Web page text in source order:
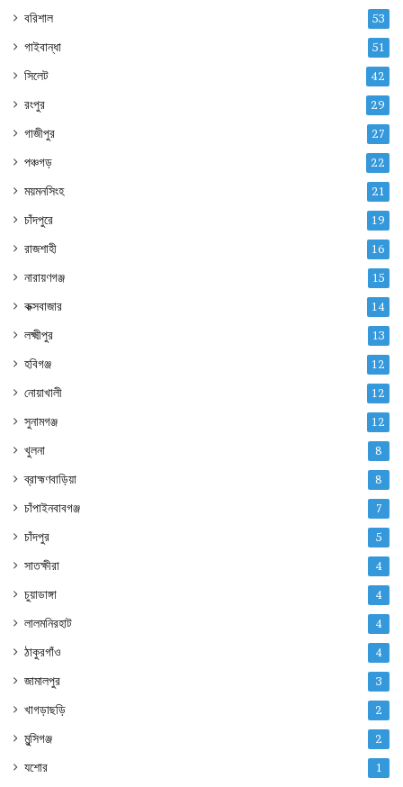
বরিশাল 53
গাইবান্ধা 51
সিলেট 42
রংপুর 29
গাজীপুর 27
পঞ্চগড় 22
ময়মনসিংহ 21
চাঁদপুরে 19
রাজশাহী 16
নারায়ণগঞ্জ 15
কক্সবাজার 14
লক্ষ্মীপুর 13
হবিগঞ্জ 12
নোয়াখালী 12
সুনামগঞ্জ 12
খুলনা 8
ব্রাহ্মণবাড়িয়া 8
চাঁপাইনবাবগঞ্জ 7
চাঁদপুর 5
সাতক্ষীরা 4
চুয়াডাঙ্গা 4
লালমনিরহাট 4
ঠাকুরগাঁও 4
জামালপুর 3
খাগড়াছড়ি 2
মুন্সিগঞ্জ 2
যশোর 1